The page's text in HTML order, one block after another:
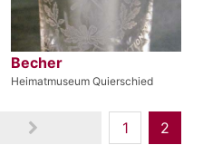
Becher
Heimatmuseum Quierschied
1 2